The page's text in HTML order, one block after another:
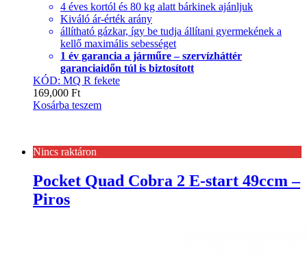
4 éves kortól és 80 kg alatt bárkinek ajánljuk
Kiváló ár-érték arány
állítható gázkar, így be tudja állítani gyermekének a
kellő maximális sebességet
1 év garancia a járműre – szervízháttér
garanciaidőn túl is biztosított
KÓD: MQ R fekete
169,000 Ft
Kosárba teszem
Nincs raktáron
Pocket Quad Cobra 2 E-start 49ccm –
Piros